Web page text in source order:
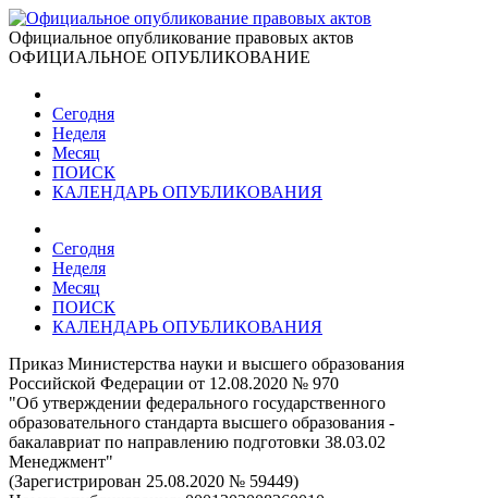
Официальное опубликование правовых актов
ОФИЦИАЛЬНОЕ ОПУБЛИКОВАНИЕ
Сегодня
Неделя
Месяц
ПОИСК
КАЛЕНДАРЬ ОПУБЛИКОВАНИЯ
Сегодня
Неделя
Месяц
ПОИСК
КАЛЕНДАРЬ ОПУБЛИКОВАНИЯ
Приказ Министерства науки и высшего образования
Российской Федерации от 12.08.2020 № 970
"Об утверждении федерального государственного
образовательного стандарта высшего образования -
бакалавриат по направлению подготовки 38.03.02
Менеджмент"
(Зарегистрирован 25.08.2020 № 59449)